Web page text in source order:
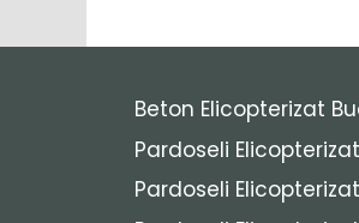
Beton Elicopterizat
Pardoseli
Pardoseli